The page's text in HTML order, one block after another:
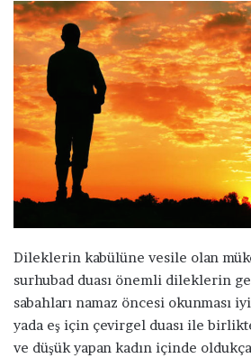
e
-
p
a
g
n
m
e
k
Dileklerin kabülüne vesile olan
surhubad duası önemli dileklerin
sabahları namaz öncesi okunması
yada eş için çevirgel duası ile
ve düşük yapan kadın içinde